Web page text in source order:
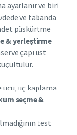
ayarlanır ve biri
ve tabanda
püskürtme
& yerleştirme
çapı üst
uç kaplama
seçme &
test